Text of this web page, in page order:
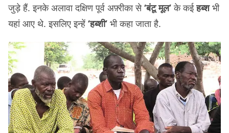
जुड़े हैं. इनके अलावा दक्षिण पूर्व अफ़्रीका से‘बंटू मूल’के कईहब्शभी
यहां आए थे. इसलिए इन्हें ‘हब्शी’ भी कहा जाता है.